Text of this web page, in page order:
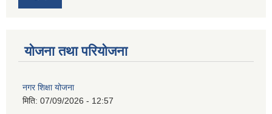
योजना तथा परियोजना
नगर शिक्षा योजना
मिति: 07/09/2026 - 12:57